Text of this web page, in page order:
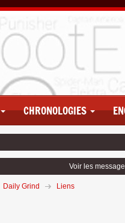
CHRONOLOGIES
Voir les
Daily Grind Liens